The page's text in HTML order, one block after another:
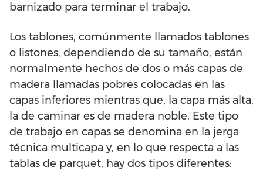
barnizado para terminar el trabajo.
Los tablones, comúnmente llamados tablones
o listones, dependiendo de su tamaño, están
normalmente hechos de dos o más capas de
madera llamadas pobres colocadas en las
capas inferiores mientras que, la capa más alta,
la de caminar es de madera noble. Este tipo
de trabajo en capas se denomina en la jerga
técnica multicapa y, en lo que respecta a las
tablas de parquet, hay dos tipos diferentes: